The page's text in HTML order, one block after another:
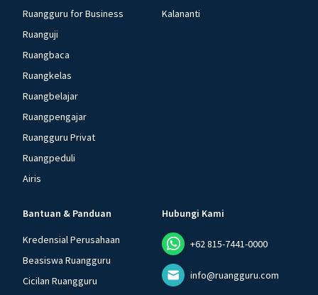
Ruangguru for Business
Ruanguji
Ruangbaca
Ruangkelas
Ruangbelajar
Ruangpengajar
Ruangguru Privat
Ruangpeduli
Airis
Kalananti
Bantuan & Panduan
Kredensial Perusahaan
Beasiswa Ruangguru
Cicilan Ruangguru
Hubungi Kami
+62 815-7441-0000
info@ruangguru.com